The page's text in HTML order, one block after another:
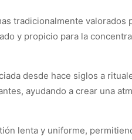
tradicionalmente
y propicio para la
desde hace siglos a
ayudando a crear una
lenta y uniforme,